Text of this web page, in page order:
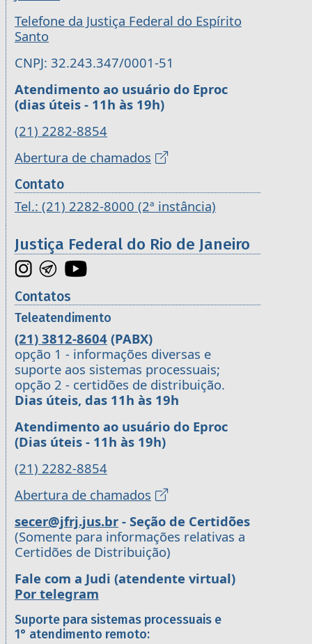
Telefone da Justiça Federal do Espírito
Santo
CNPJ: 32.243.347/0001-51
Atendimento ao usuário do Eproc
(dias úteis - 11h às 19h)
(21) 2282-8854
Abertura de chamados
Contato
Tel.: (21) 2282-8000 (2ª instância)
Justiça Federal do Rio de Janeiro
Contatos
Teleatendimento
(21) 3812-8604 (PABX)
opção 1 - informações diversas e
suporte aos sistemas processuais;
opção 2 - certidões de distribuição.
Dias úteis, das 11h às 19h
Atendimento ao usuário do Eproc
(Dias úteis - 11h às 19h)
(21) 2282-8854
Abertura de chamados
secer@jfrj.jus.br - Seção de Certidões
(Somente para informações relativas a
Certidões de Distribuição)
Fale com a Judi (atendente virtual)
Por telegram
Suporte para sistemas processuais e
1° atendimento remoto: